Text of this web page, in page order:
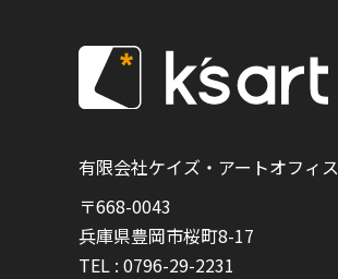
有限会社ケイズ・アートオフィス
〒668-0043
兵庫県豊岡市桜町8-17
TEL : 0796-29-2231